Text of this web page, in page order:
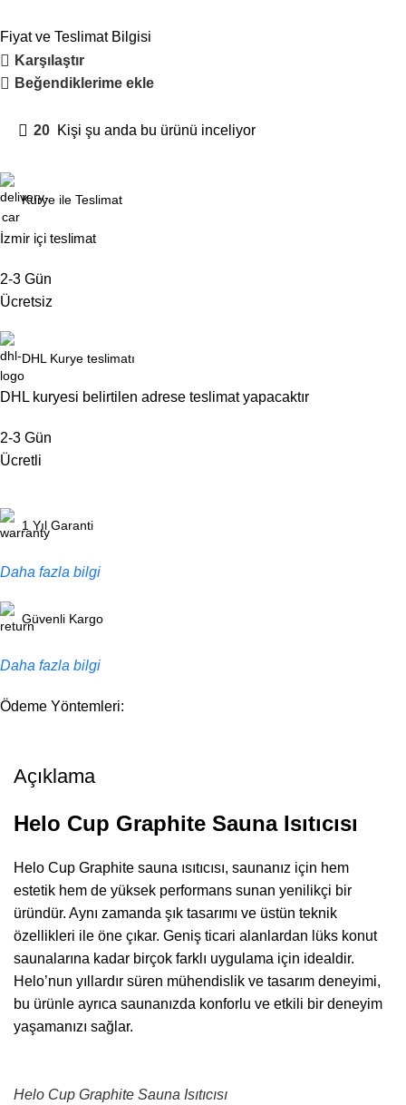
Fiyat ve Teslimat Bilgisi
Karşılaştır
Beğendiklerime ekle
20 Kişi şu anda bu ürünü inceliyor
Kurye ile Teslimat
İzmir içi teslimat
2-3 Gün
Ücretsiz
DHL Kurye teslimatı
DHL kuryesi belirtilen adrese teslimat yapacaktır
2-3 Gün
Ücretli
1 Yıl Garanti
Daha fazla bilgi
Güvenli Kargo
Daha fazla bilgi
Ödeme Yöntemleri:
Açıklama
Helo Cup Graphite Sauna Isıtıcısı
Helo Cup Graphite sauna ısıtıcısı, saunanız için hem
estetik hem de yüksek performans sunan yenilikçi bir
üründür. Aynı zamanda şık tasarımı ve üstün teknik
özellikleri ile öne çıkar. Geniş ticari alanlardan lüks konut
saunalarına kadar birçok farklı uygulama için idealdir.
Helo’nun yıllardır süren mühendislik ve tasarım deneyimi,
bu ürünle ayrıca saunanızda konforlu ve etkili bir deneyim
yaşamanızı sağlar.
Helo Cup Graphite Sauna Isıtıcısı